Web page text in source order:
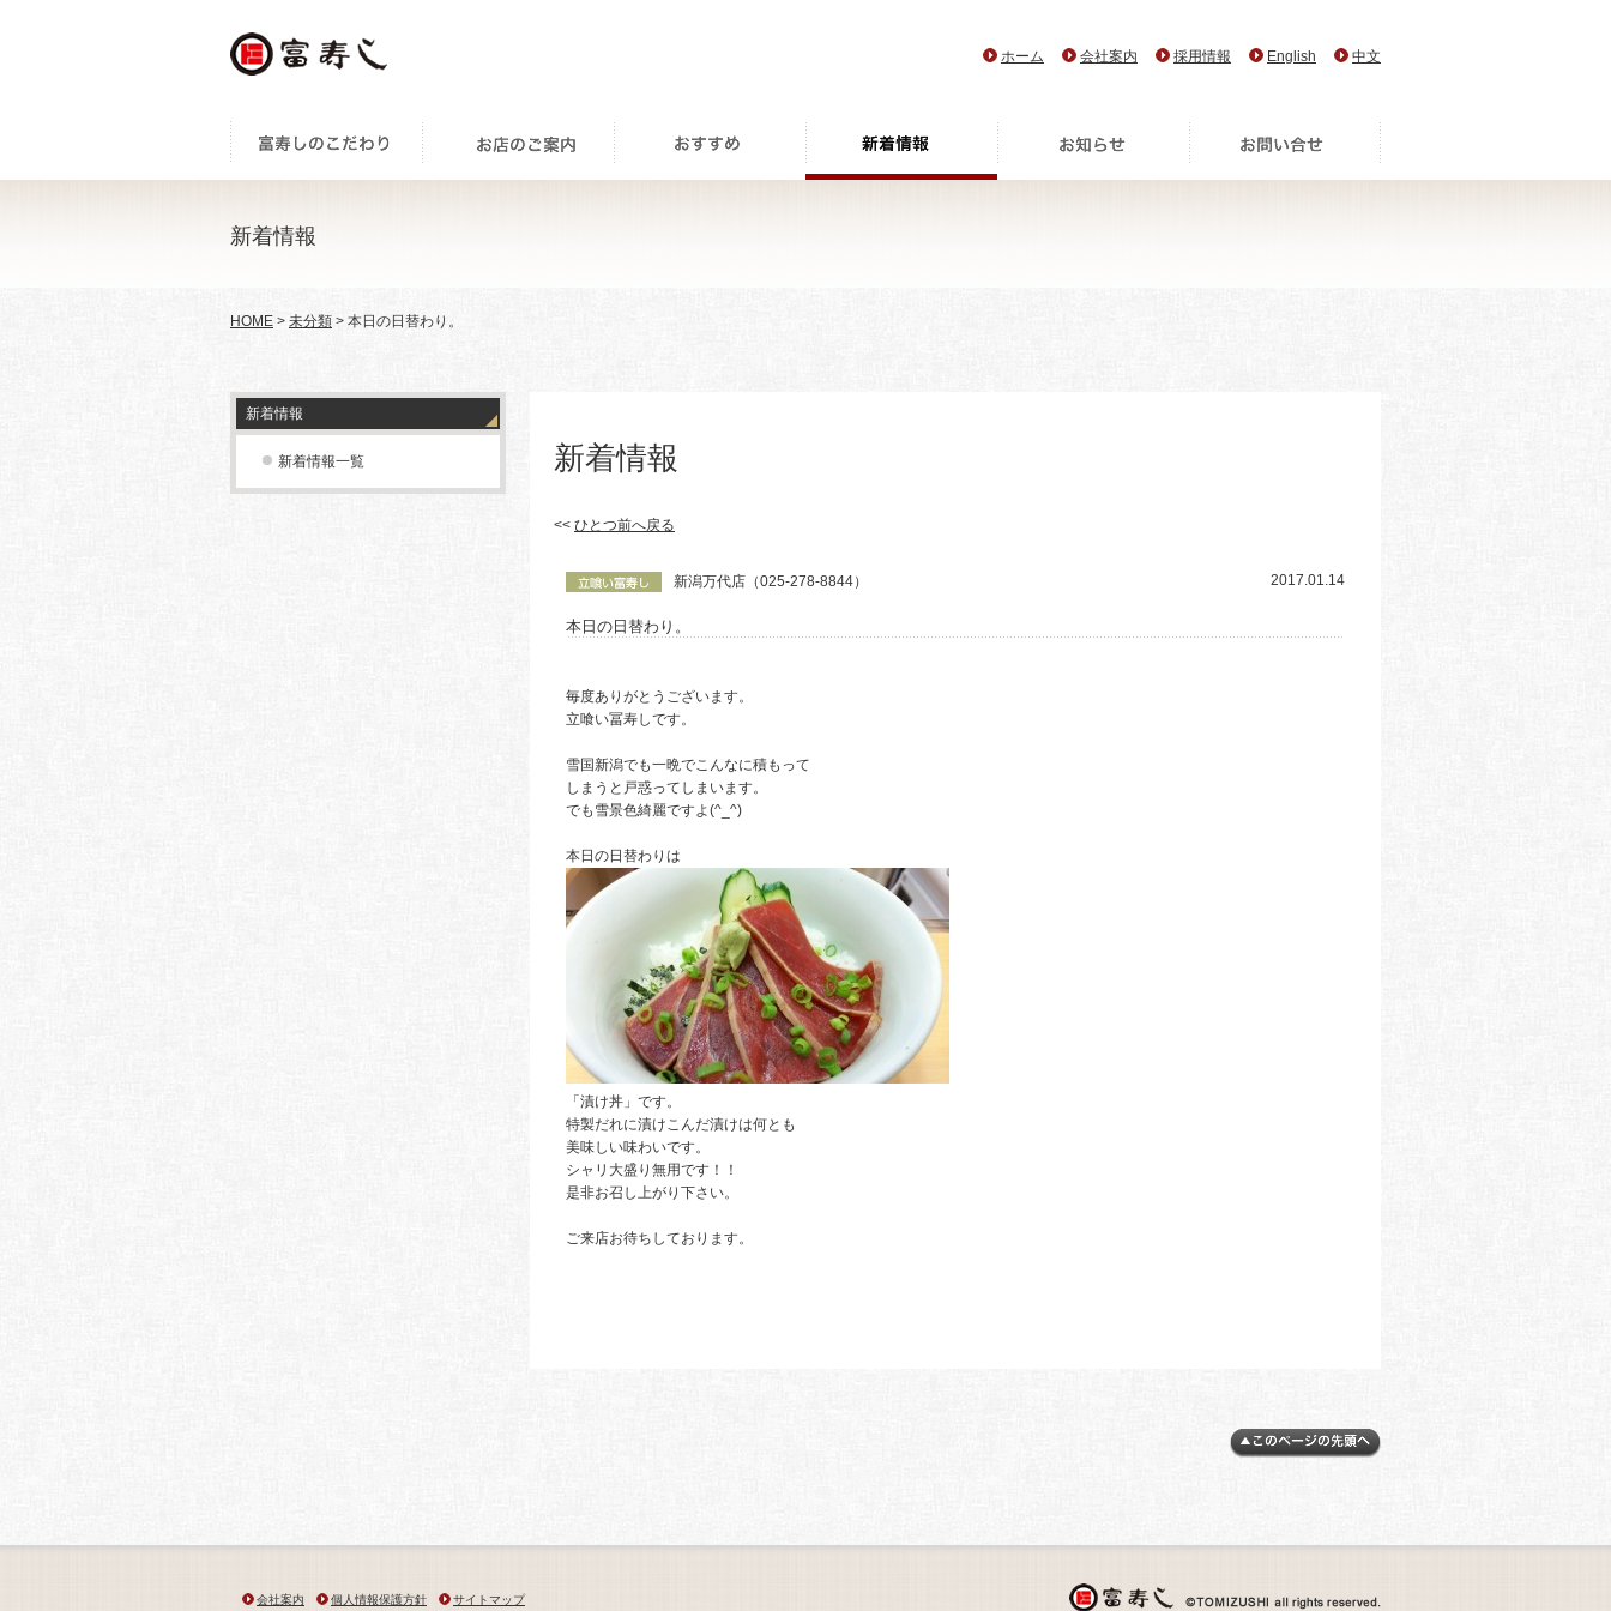
ホーム 会社案内 採用情報 English 中文
新着情報
HOME > 未分類 > 本日の日替わり。
新着情報
新着情報一覧 新着情報
<< ひとつ前へ戻る
新潟万代店（025-278-8844） 2017.01.14
本日の日替わり。
毎度ありがとうございます。
立喰い冨寿しです。
雪国新潟でも一晩でこんなに積もって
しまうと戸惑ってしまいます。
でも雪景色綺麗ですよ(^_^)
本日の日替わりは
「漬け丼」です。
特製だれに漬けこんだ漬けは何とも
美味しい味わいです。
シャリ大盛り無用です！！
是非お召し上がり下さい。
ご来店お待ちしております。
会社案内 個人情報保護方針 サイトマップ